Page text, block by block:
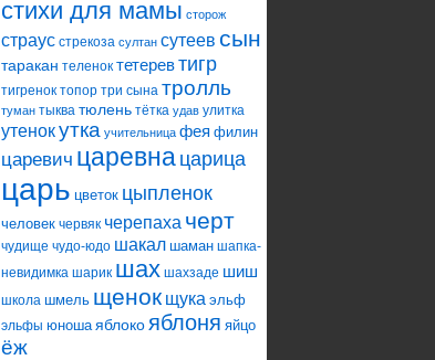
стихи для мамы сторож
страус стрекоза султан сутеев сын
таракан теленок тетеревтигр
тигренок топор три сына тролль
туман тыква тюлень тётка удав улитка
утенокутка учительница фея филин
царевич царевна царица
царь цветок цыпленок
человек червяк черепаха черт
чудище чудо-юдо шакал шаман шапка-
невидимка шарик шах шахзаде шиш
школа шмель щенок щука эльф
эльфы юноша яблоко яблоня яйцо
ёж